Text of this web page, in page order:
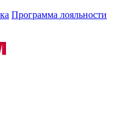
Программа лояльности